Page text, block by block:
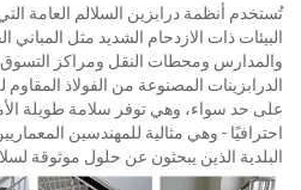
تُستخدم أنظمة درابزين السلالم العامة
البيئات ذات الازدحام الشديد مثل
والمدارس ومحطات النقل ومراكز
الدرابزينات المصنوعة من الفولاذ المقاوم
على حد سواء، وهي توفر سلامة طويلة
احترافيًا - وهي مثالية للمهندسين
البلدية الذين يبحثون عن حلول موثوقة